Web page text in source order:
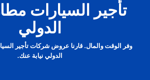
تأجير السيارات
الدولي
وفر الوقت والمال. قارنا عروض شركات تأجير
الدولي نيابة عنك.